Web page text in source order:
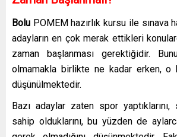
Bolu POMEM hazırlık kursu ile sınava
adayların en çok merak ettikleri
zaman başlanması gerektiğidir.
olmamakla birlikte ne kadar erken, o
düşünülmektedir.
Bazı adaylar zaten spor
sahip olduklarını, bu yüzden de